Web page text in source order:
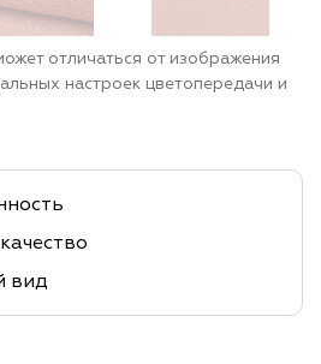
отличаться от изображения
настроек цветопередачи и
вид